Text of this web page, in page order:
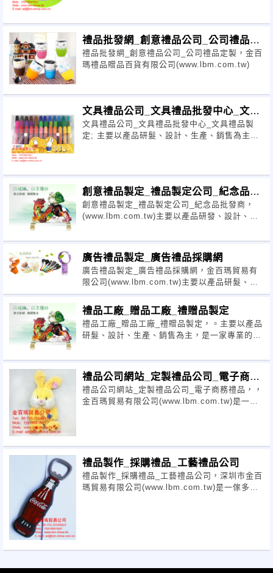
禮品批發網_創意禮品公司_公司禮品定
製
禮品批發網_創意禮品公司_公司禮品定製，金百
瑪禮品贈品百貨有限公司(www.lbm.com.tw)
文具禮品公司_文具禮品批發中心_文具
禮品製定
文具禮品公司_文具禮品批發中心_文具禮品製
定; 主要以產品研髮、設計、生產、銷售為主，
創意禮品製定_禮品製定公司_紀念品批
發商
創意禮品製定_禮品製定公司_紀念品批發商，
(www.lbm.com.tw)主要以產品研發、設計、生
商。
廣告禮品製定_廣告禮品採購網
廣告禮品製定_廣告禮品採購網，金百瑪貿易有
限公司(www.lbm.com.tw)主要以產品研髮、設
計、生產、銷售為主，是一傢專業的禮品供應
商。
禮品工廠_贈品工廠_禮贈品製定
禮品工廠_贈品工廠_禮贈品製定，。主要以產品
研髮、設計、生產、銷售為主，是一家專業的禮
禮品公司網站_定製禮品公司_電子商務
禮品
禮品公司網站_定製禮品公司_電子商務禮品，，
金百瑪貿易有限公司(www.lbm.com.tw)是一傢
禮品製作_採購禮品_工藝禮品公司
禮品製作_採購禮品_工藝禮品公司，深圳市金百
瑪貿易有限公司(www.lbm.com.tw)是一傢多元